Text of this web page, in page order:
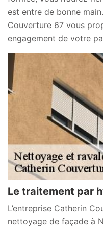
est entre de bonne
Couverture 67 vous
engagement de votre
Le traitement par
L’entreprise Catherin
nettoyage de façade à